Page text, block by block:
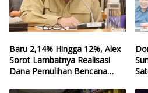
Baru 2,14% Hingga 12%, Alex
Sorot Lambatnya Realisasi
Dana Pemulihan Bencana